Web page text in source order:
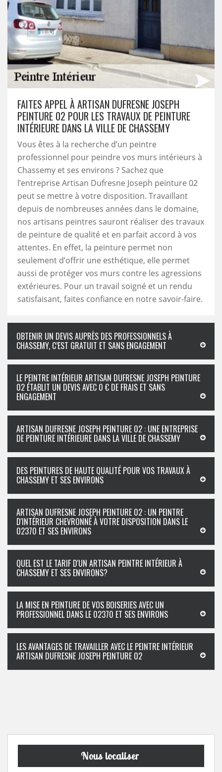
FAITES APPEL À ARTISAN DUFRESNE JOSEPH
PEINTURE 02 POUR LES TRAVAUX DE PEINTURE
INTÉRIEURE DANS LA VILLE DE CHASSEMY
Vous êtes à la recherche d’un peintre
professionnel pour peindre vos murs intérieurs à
Chassemy et ses environs ? Sachez que
l’entreprise Artisan Dufresne Joseph peinture 02
peut se mettre à votre disposition. Travaillant
depuis de nombreuses années dans le domaine,
nos artisans peintres sauront réaliser des travaux
de peinture de qualité et en parfait accord à vos
attentes. En effet, la peinture permet non
seulement d’offrir une esthétique, elle permet
aussi de protéger vos murs contre les agressions
extérieures. Pour un travail soigné et un rendu
satisfaisant, faites confiance en notre savoir-faire.
OBTENIR UN DEVIS AUPRÈS DES PROFESSIONNELS À
CHASSEMY, C’EST GRATUIT ET SANS ENGAGEMENT
LE PEINTRE INTÉRIEUR ARTISAN DUFRESNE JOSEPH PEINTURE
02 ÉTABLIT UN DEVIS AVEC 0 € DE FRAIS ET SANS
ENGAGEMENT
ARTISAN DUFRESNE JOSEPH PEINTURE 02 : UNE ENTREPRISE
DE PEINTURE INTÉRIEURE DANS LA VILLE DE CHASSEMY
DES PEINTURES DE HAUTE QUALITÉ POUR VOS TRAVAUX À
CHASSEMY ET SES ENVIRONS
ARTISAN DUFRESNE JOSEPH PEINTURE 02 : UN PEINTRE
D'INTÉRIEUR CHEVRONNÉ À VOTRE DISPOSITION DANS LE
02370 ET SES ENVIRONS
QUEL EST LE TARIF D'UN ARTISAN PEINTRE INTÉRIEUR À
CHASSEMY ET SES ENVIRONS?
LA MISE EN PEINTURE DE VOS BOISERIES AVEC UN
PROFESSIONNEL DANS LE 02370 ET SES ENVIRONS
LES AVANTAGES DE TRAVAILLER AVEC LE PEINTRE INTÉRIEUR
ARTISAN DUFRESNE JOSEPH PEINTURE 02
Nous localiser